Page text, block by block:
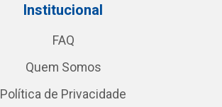
Institucional
FAQ
Quem Somos
Política de Privacidade